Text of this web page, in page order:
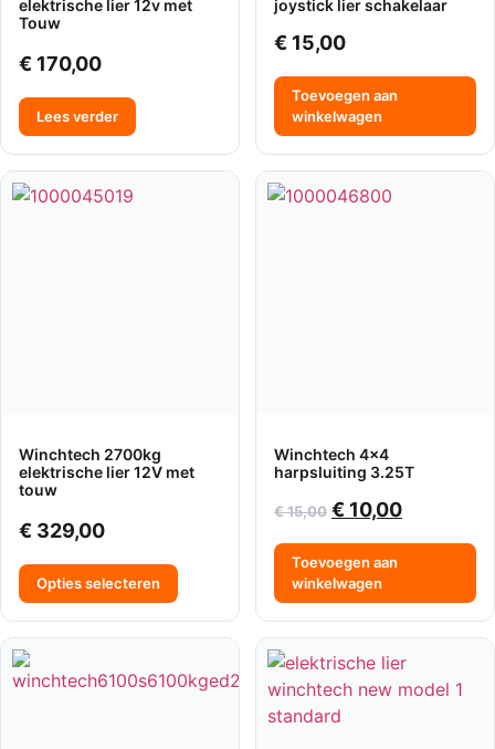
elektrische lier 12v met
Touw
€ 170,00
Lees verder
joystick lier schakelaar
€ 15,00
Toevoegen aan
winkelwagen
Winchtech 2700kg
elektrische lier 12V met
touw
€ 329,00
Opties selecteren
Winchtech 4×4
harpsluiting 3.25T
€15,00 € 10,00
Toevoegen aan
winkelwagen